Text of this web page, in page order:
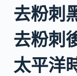
去粉刺
去粉刺
太平洋